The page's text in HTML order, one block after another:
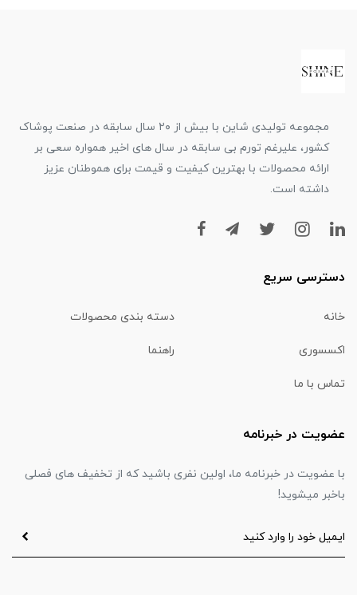
مجموعه تولیدی شاین با بیش از ۲۰ سال سابقه در صنعت پوشاک
کشور، علیرغم تورم بی سابقه در سال های اخیر همواره سعی بر
ارائه محصولات با بهترین کیفیت و قیمت برای هموطنان عزیز
داشته است.
دسترسی سریع
خانه دسته بندی محصولات
اکسسوری راهنما
تماس با ما
عضویت در خبرنامه
با عضویت در خبرنامه ما، اولین نفری باشید که از تخفیف های فصلی
باخبر میشوید!